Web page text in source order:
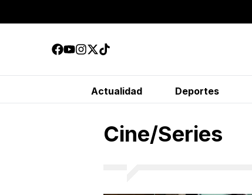
Actualidad Deportes
Cine/Series